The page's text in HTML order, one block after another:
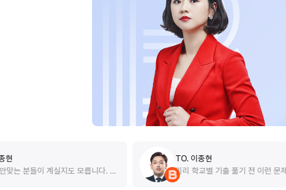
모릅니다. 하
미리 학교별 기출 풀기 전 이런 문제 유형들
이 나오는구나와 이렇게 풀어야 한다는걸 알